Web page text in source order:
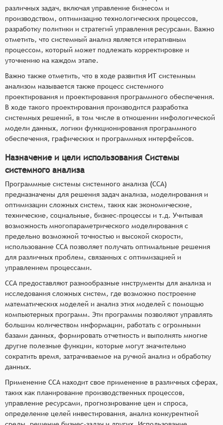
различных задач, включая управление бизнесом и
производством, оптимизацию технологических процессов,
разработку политики и стратегий управления ресурсами. Важно
отметить, что системный анализ является итеративным
процессом, который может подлежать корректировке и
уточнению на каждом этапе.
Важно также отметить, что в ходе развития ИТ системным
анализом называется также процесс системного
проектирования и проектирования программного обеспечения.
В ходе такого проектирования производится разработка
системных решений, в том числе в отношении инфологической
модели данных, логики функционирования программного
обеспечения, графических и программных интерфейсов.
Назначение и цели использования Системы
системного анализа
Программные системы системного анализа (ССА)
предназначены для решения задач анализа, моделирования и
оптимизации сложных систем, таких как экономические,
технические, социальные, бизнес-процессы и т.д. Учитывая
возможность многопараметрического моделирования с
предельно возможной точностью и высокой скорости,
использование ССА позволяет получать оптимальные решения
для различных проблем, связанных с оптимизацией и
управлением процессами.
ССА предоставляют разнообразные инструменты для анализа и
исследования сложных систем, где возможно построение
математических моделей и анализ этих моделей с помощью
компьютерных программ. Эти программы позволяют управлять
большим количеством информации, работать с огромными
базами данных, формировать отчетность и выполнять многие
другие полезные функции, которые могут значительно
сократить время, затрачиваемое на ручной анализ и обработку
данных.
Применение ССА находит свое применение в различных сферах,
таких как планирование производственных процессов,
управление ресурсами, прогнозирование цен и спроса,
определение целей инвестирования, анализ конкурентной